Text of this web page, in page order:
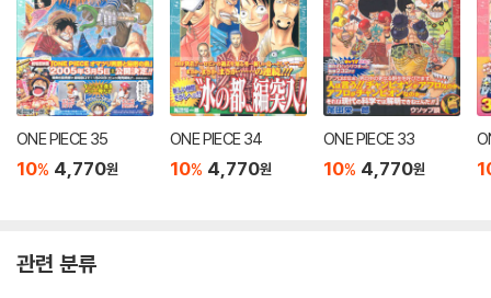
ONE PIECE 35
10% 4,770원
ONE PIECE 34
10% 4,770원
ONE PIECE 33
10% 4,770원
관련 분류